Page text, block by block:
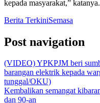
kepada masyarakat,”
Berita TerkiniSemasa
Post navigation
(VIDEO) YPKPJM beri
barangan elektrik kepada
tunggal/OKU)
Kembalikan semangat
dan 90-an